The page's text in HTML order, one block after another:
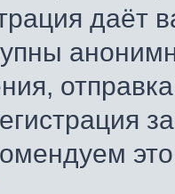
даёт